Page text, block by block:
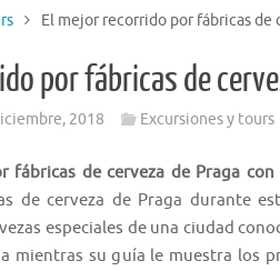
El mejor recorrido por fábricas de
por fábricas de
2018 Excursiones y tours
fábricas de cerveza de Praga
de cerveza de Praga durante
especiales de una ciudad
mientras su guía le muestra los